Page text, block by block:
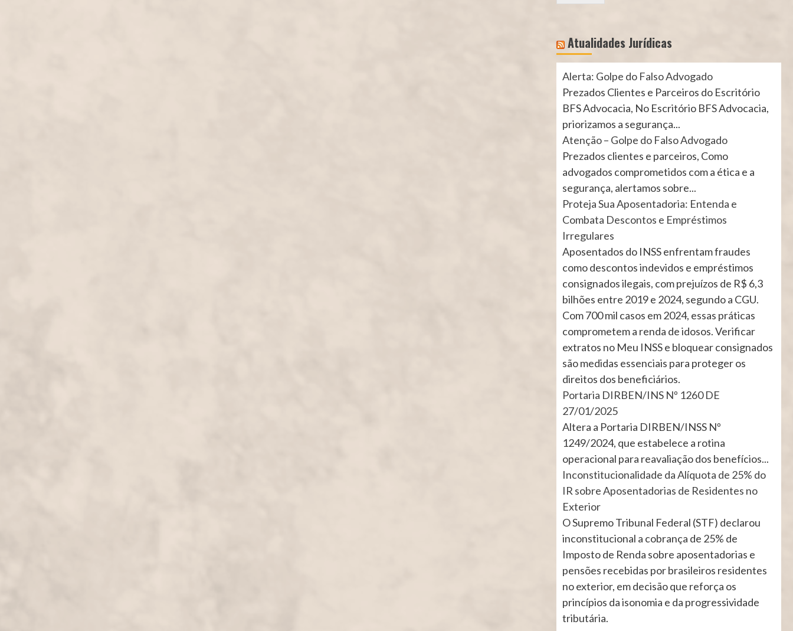
Atualidades Jurídicas
Alerta: Golpe do Falso Advogado
Prezados Clientes e Parceiros do Escritório
BFS Advocacia, No Escritório BFS Advocacia,
priorizamos a segurança...
Atenção – Golpe do Falso Advogado
Prezados clientes e parceiros, Como
advogados comprometidos com a ética e a
segurança, alertamos sobre...
Proteja Sua Aposentadoria: Entenda e
Combata Descontos e Empréstimos
Irregulares
Aposentados do INSS enfrentam fraudes
como descontos indevidos e empréstimos
consignados ilegais, com prejuízos de R$ 6,3
bilhões entre 2019 e 2024, segundo a CGU.
Com 700 mil casos em 2024, essas práticas
comprometem a renda de idosos. Verificar
extratos no Meu INSS e bloquear consignados
são medidas essenciais para proteger os
direitos dos beneficiários.
Portaria DIRBEN/INS Nº 1260 DE
27/01/2025
Altera a Portaria DIRBEN/INSS Nº
1249/2024, que estabelece a rotina
operacional para reavaliação dos benefícios...
Inconstitucionalidade da Alíquota de 25% do
IR sobre Aposentadorias de Residentes no
Exterior
O Supremo Tribunal Federal (STF) declarou
inconstitucional a cobrança de 25% de
Imposto de Renda sobre aposentadorias e
pensões recebidas por brasileiros residentes
no exterior, em decisão que reforça os
princípios da isonomia e da progressividade
tributária.